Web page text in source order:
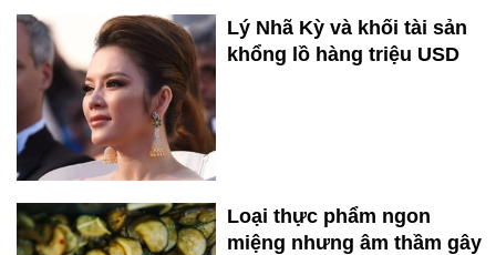
Lý Nhã Kỳ và khối tài sản
khổng lồ hàng triệu USD
Loại thực phẩm ngon
miệng nhưng âm thầm gây